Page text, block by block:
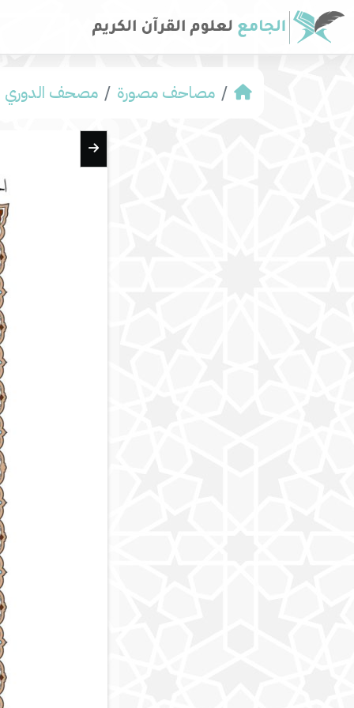
مصاحف مصورة مصحف الدوري